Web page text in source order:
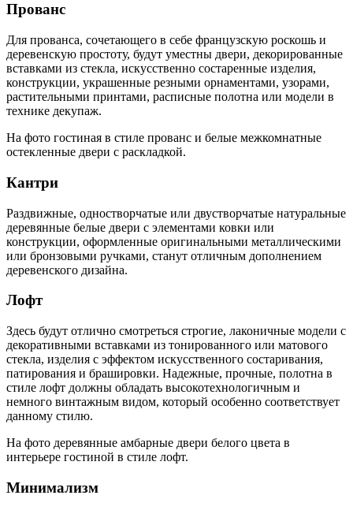
Прованс
Для прованса, сочетающего в себе французскую роскошь и
деревенскую простоту, будут уместны двери, декорированные
вставками из стекла, искусственно состаренные изделия,
конструкции, украшенные резными орнаментами, узорами,
растительными принтами, расписные полотна или модели в
технике декупаж.
На фото гостиная в стиле прованс и белые межкомнатные
остекленные двери с раскладкой.
Кантри
Раздвижные, одностворчатые или двустворчатые натуральные
деревянные белые двери с элементами ковки или
конструкции, оформленные оригинальными металлическими
или бронзовыми ручками, станут отличным дополнением
деревенского дизайна.
Лофт
Здесь будут отлично смотреться строгие, лаконичные модели с
декоративными вставками из тонированного или матового
стекла, изделия с эффектом искусственного состаривания,
патирования и брашировки. Надежные, прочные, полотна в
стиле лофт должны обладать высокотехнологичным и
немного винтажным видом, который особенно соответствует
данному стилю.
На фото деревянные амбарные двери белого цвета в
интерьере гостиной в стиле лофт.
Минимализм